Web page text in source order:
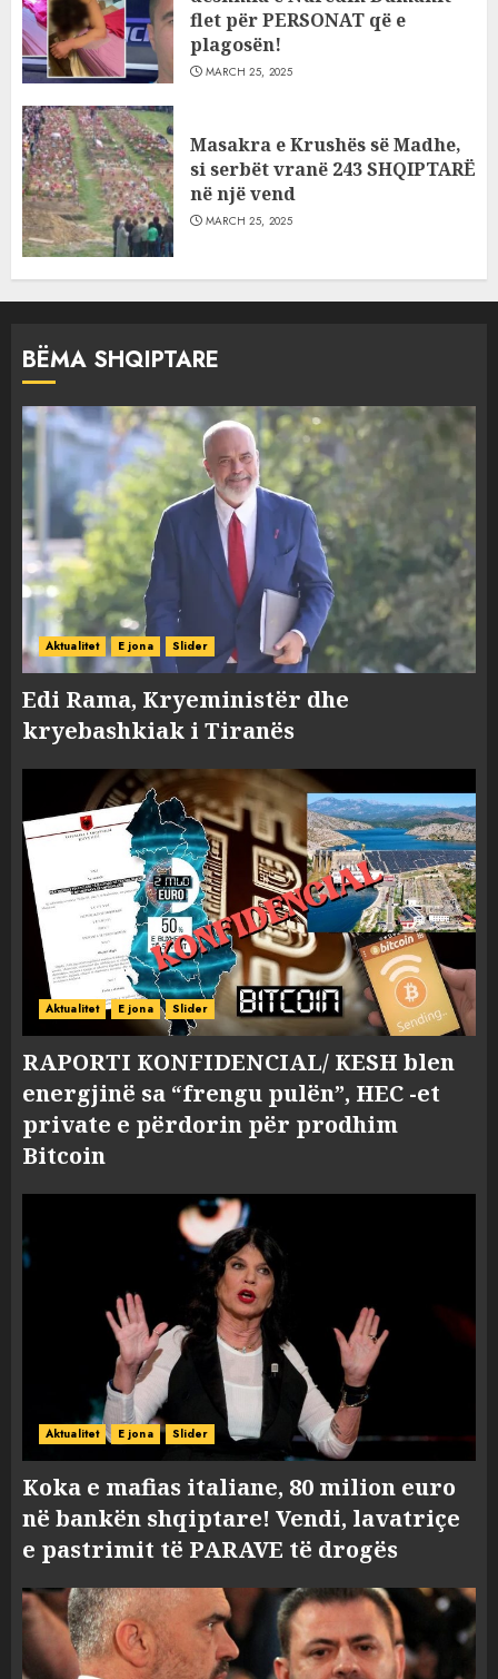
flet për PERSONAT që e
plagosën!
MARCH 25, 2025
Masakra e Krushës së Madhe,
si serbët vranë 243 SHQIPTARË
në një vend
MARCH 25, 2025
BËMA SHQIPTARE
Aktualitet E jona Slider
Edi Rama, Kryeministër dhe
kryebashkiak i Tiranës
Aktualitet E jona Slider
RAPORTI KONFIDENCIAL/ KESH blen
energjinë sa “frengu pulën”, HEC -et
private e përdorin për prodhim
Bitcoin
Aktualitet E jona Slider
Koka e mafias italiane, 80 milion euro
në bankën shqiptare! Vendi, lavatriçe
e pastrimit të PARAVE të drogës